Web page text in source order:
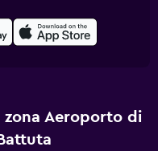
Aeroporto di